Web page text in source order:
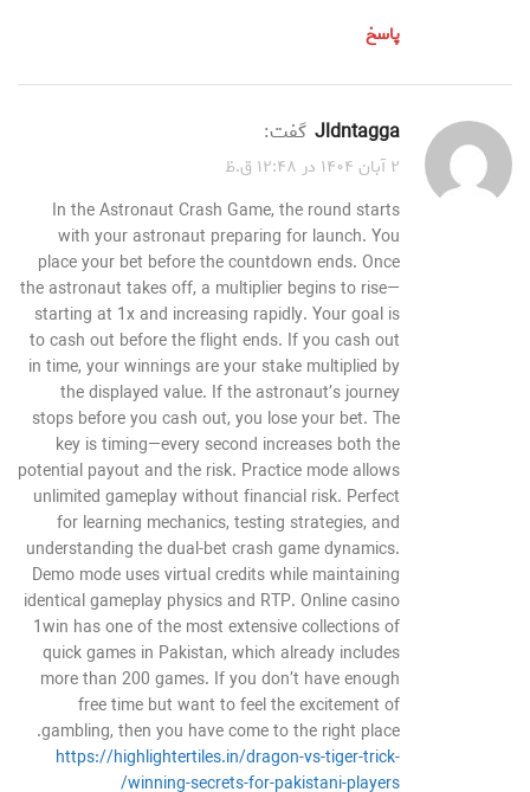
پاسخ
jldntagga گفت:
۲ آبان ۱۴۰۴ در ۱۲:۴۸ ق.ظ
In the Astronaut Crash Game, the round starts
with your astronaut preparing for launch. You
place your bet before the countdown ends. Once
the astronaut takes off, a multiplier begins to rise—
starting at 1x and increasing rapidly. Your goal is
to cash out before the flight ends. If you cash out
in time, your winnings are your stake multiplied by
the displayed value. If the astronaut’s journey
stops before you cash out, you lose your bet. The
key is timing—every second increases both the
potential payout and the risk. Practice mode allows
unlimited gameplay without financial risk. Perfect
for learning mechanics, testing strategies, and
understanding the dual-bet crash game dynamics.
Demo mode uses virtual credits while maintaining
identical gameplay physics and RTP. Online casino
1win has one of the most extensive collections of
quick games in Pakistan, which already includes
more than 200 games. If you don’t have enough
free time but want to feel the excitement of
gambling, then you have come to the right place.
https://highlightertiles.in/dragon-vs-tiger-trick-
winning-secrets-for-pakistani-players/